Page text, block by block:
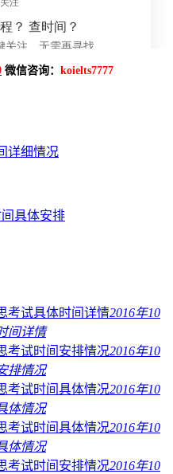
微信咨询： koielts7777
详细情况
具体安排
2016年10
间详情
2016年10
排情况
2016年10
体情况
2016年10
体情况
2016年10